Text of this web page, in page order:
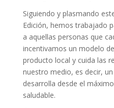
Siguiendo y plasmando
Edición, hemos trabajado
a aquellas personas que
incentivamos un modelo
producto local y cuida las
nuestro medio, es decir,
desarrolla desde el
saludable.